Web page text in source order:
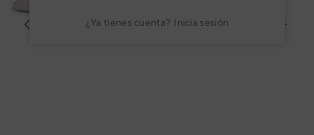
¿Ya tienes cuenta? Inicia sesión